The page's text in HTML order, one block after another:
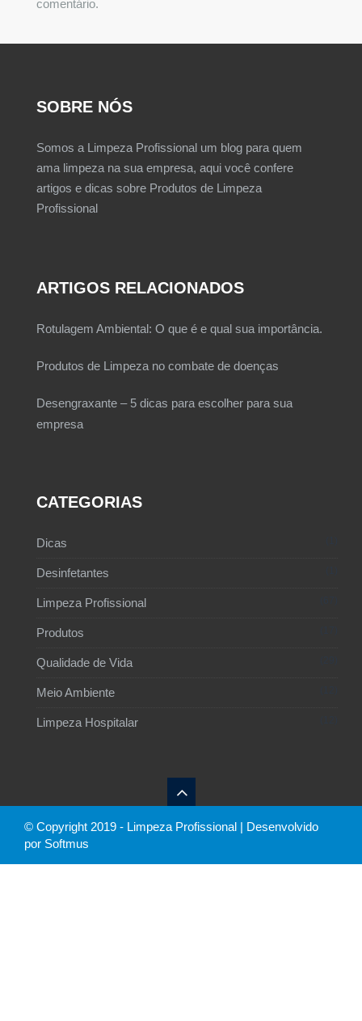
comentário.
SOBRE NÓS
Somos a Limpeza Profissional um blog para quem
ama limpeza na sua empresa, aqui você confere
artigos e dicas sobre Produtos de Limpeza
Profissional
ARTIGOS RELACIONADOS
Rotulagem Ambiental: O que é e qual sua importância.
Produtos de Limpeza no combate de doenças
Desengraxante – 5 dicas para escolher para sua
empresa
CATEGORIAS
Dicas
Desinfetantes
Limpeza Profissional
Produtos
Qualidade de Vida
Meio Ambiente
Limpeza Hospitalar
© Copyright 2019 - Limpeza Profissional | Desenvolvido
por Softmus